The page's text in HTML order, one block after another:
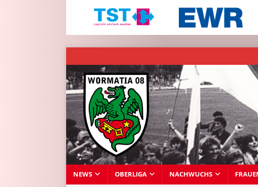
NEWS OBERLIGA NACHWUCHS